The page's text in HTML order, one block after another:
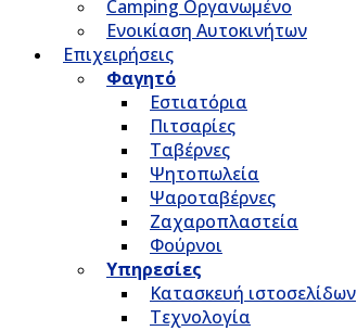
Camping Οργανωμένο
Ενοικίαση Αυτοκινήτων
Επιχειρήσεις
Φαγητό
Εστιατόρια
Πιτσαρίες
Ταβέρνες
Ψητοπωλεία
Ψαροταβέρνες
Ζαχαροπλαστεία
Φούρνοι
Υπηρεσίες
Κατασκευή ιστοσελίδων
Τεχνολογία